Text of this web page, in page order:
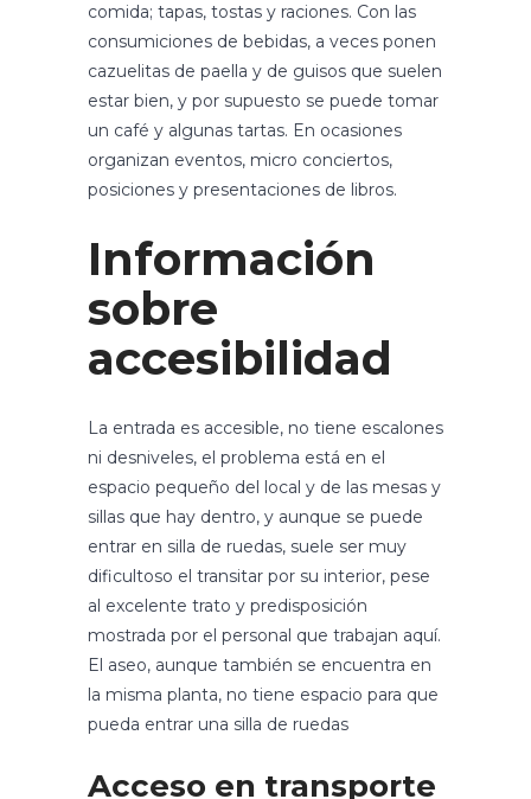
comida; tapas, tostas y raciones. Con las
consumiciones de bebidas, a veces ponen
cazuelitas de paella y de guisos que suelen
estar bien, y por supuesto se puede tomar
un café y algunas tartas. En ocasiones
organizan eventos, micro conciertos,
posiciones y presentaciones de libros.
Información
sobre
accesibilidad
La entrada es accesible, no tiene escalones
ni desniveles, el problema está en el
espacio pequeño del local y de las mesas y
sillas que hay dentro, y aunque se puede
entrar en silla de ruedas, suele ser muy
dificultoso el transitar por su interior, pese
al excelente trato y predisposición
mostrada por el personal que trabajan aquí.
El aseo, aunque también se encuentra en
la misma planta, no tiene espacio para que
pueda entrar una silla de ruedas
Acceso en transporte